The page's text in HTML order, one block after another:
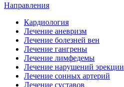
Направления
Кардиология
Лечение аневризм
Лечение болезней вен
Лечение гангрены
Лечение лимфедемы
Лечение нарушений эрекции
Лечение сонных артерий
Лечение суставов